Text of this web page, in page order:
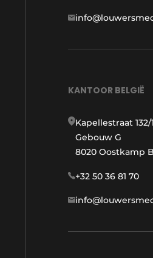
KANTOOR BELGIË
Kapellestraat 132/1
Gebouw G
8020 Oostkamp
+32 50 36 81 70